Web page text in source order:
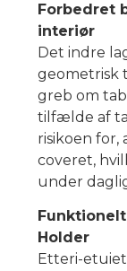
Forbedret
interiør
Det indre
geometrisk
greb om
tilfælde af
risikoen
coveret,
under
Holder
Etteri-